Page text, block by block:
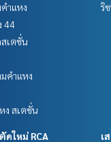
ำแหง
44
เตชั่น
คำแหง
ง สเตชั่น
ริ
ใหม่ RCA เ